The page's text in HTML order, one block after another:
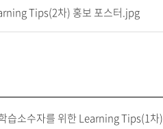
Tips(2차) 홍보 포스터.jpg
습소수자를 위한 Learning Tips(1차)